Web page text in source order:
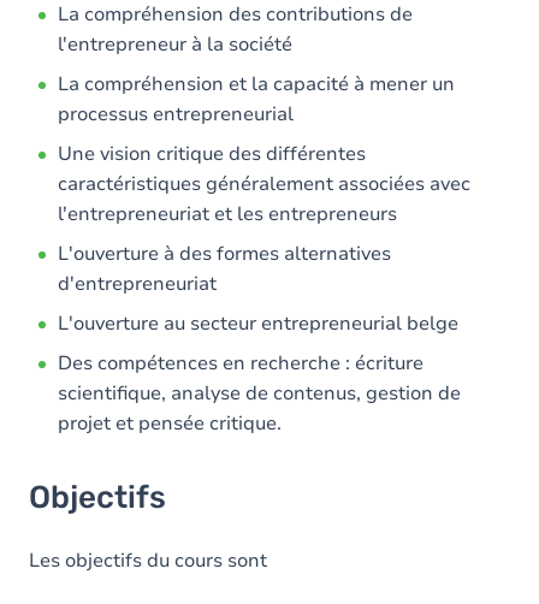
La compréhension des contributions de
l'entrepreneur à la société
La compréhension et la capacité à mener un
processus entrepreneurial
Une vision critique des différentes
caractéristiques généralement associées avec
l'entrepreneuriat et les entrepreneurs
L'ouverture à des formes alternatives
d'entrepreneuriat
L'ouverture au secteur entrepreneurial belge
Des compétences en recherche : écriture
scientifique, analyse de contenus, gestion de
projet et pensée critique.
Objectifs
Les objectifs du cours sont